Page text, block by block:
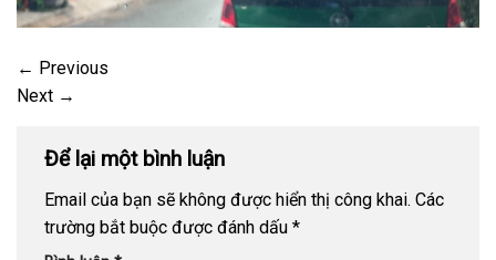
← Previous
Next →
Để lại một bình luận
Email của bạn sẽ không được hiển thị công khai. Các
trường bắt buộc được đánh dấu *